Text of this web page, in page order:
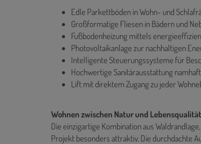
Edle Parkettböden in Wohn- und
Großformatige Fliesen in Bädern und
Fußbodenheizung mittels
Photovoltaikanlage zur nachhaltigen
Intelligente Steuerungssysteme für
Hochwertige Sanitärausstattung
Lift mit direktem Zugang zu jeder
Wohnen zwischen Natur und Lebensqualität
Die einzigartige Kombination aus
Projekt besonders attraktiv. Die durchdachte